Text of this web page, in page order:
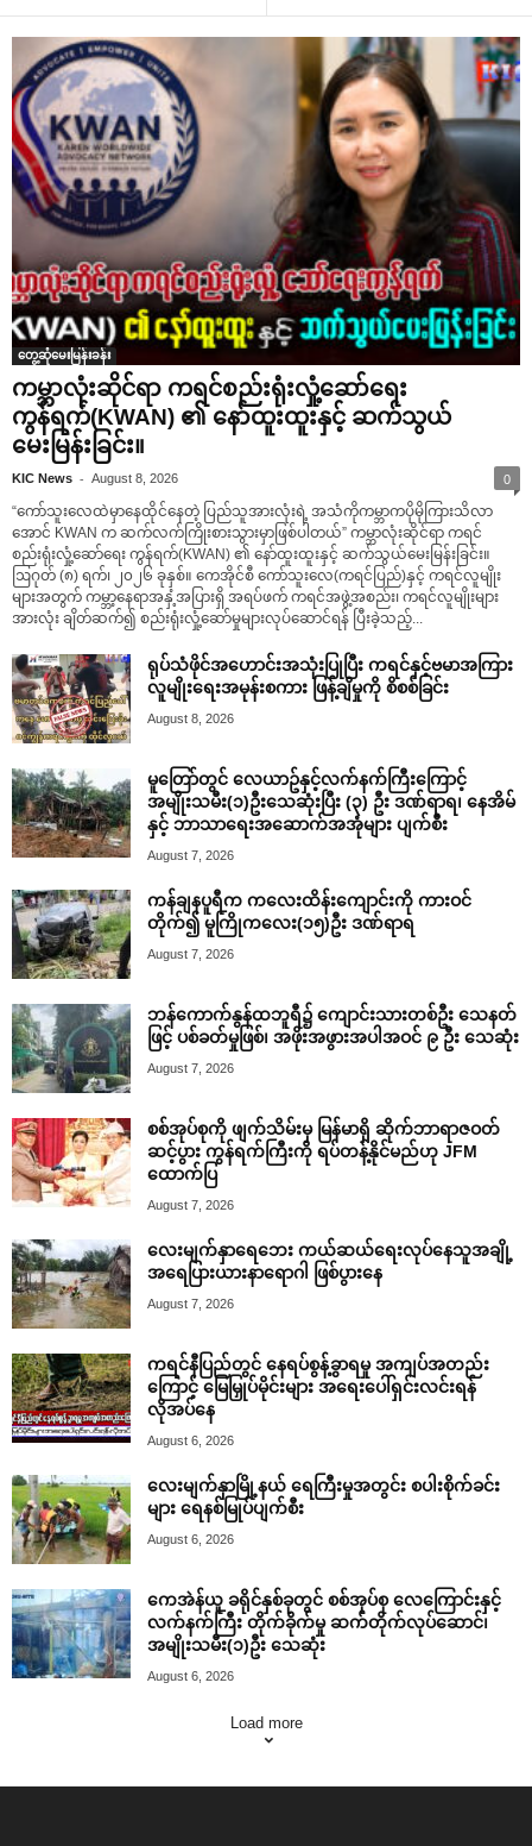
တွေ့ဆုံမေးမြန်းခန်း
ကမ္ဘာလုံးဆိုင်ရာ ကရင်စည်းရုံးလှုံ့ဆော်ရေး
ကွန်ရက်(KWAN) ၏ နော်ထူးထူးနှင့် ဆက်သွယ်
မေးမြန်းခြင်း။
KIC News - August 8, 2026 0
“ကော်သူးလေထဲမှာနေထိုင်နေတဲ့ ပြည်သူအားလုံးရဲ့ အသံကိုကမ္ဘာကပိုမိုကြားသိလာ
အောင် KWAN က ဆက်လက်ကြိုးစားသွားမှာဖြစ်ပါတယ်” ကမ္ဘာလုံးဆိုင်ရာ ကရင်
စည်းရုံးလှုံ့ဆော်ရေး ကွန်ရက်(KWAN) ၏ နော်ထူးထူးနှင့် ဆက်သွယ်မေးမြန်းခြင်း။
ဩဂုတ် (၈) ရက်၊ ၂၀၂၆ ခုနှစ်။ ကေအိုင်စီ ကော်သူးလေ(ကရင်ပြည်)နှင့် ကရင်လူမျိုး
များအတွက် ကမ္ဘာ့နေရာအနှံ့အပြားရှိ အရပ်ဖက် ကရင်အဖွဲ့အစည်း၊ ကရင်လူမျိုးများ
အားလုံး ချိတ်ဆက်၍ စည်းရုံးလှုံ့ဆော်မှုများလုပ်ဆောင်ရန် ပြီးခဲ့သည့်...
ရုပ်သံဖိုင်အဟောင်းအသုံးပြုပြီး ကရင်နှင့်ဗမာအကြား
လူမျိုးရေးအမုန်းစကား ဖြန့်ချိမှုကို စိစစ်ခြင်း
August 8, 2026
မူတြော်တွင် လေယာဥ်နှင့်လက်နက်ကြီးကြောင့်
အမျိုးသမီး(၁)ဦးသေဆုံးပြီး (၃) ဦး ဒဏ်ရာရ၊ နေအိမ်
နှင့် ဘာသာရေးအဆောက်အအုံများ ပျက်စီး
August 7, 2026
ကန်ချနပူရီက ကလေးထိန်းကျောင်းကို ကားဝင်
တိုက်၍ မူကြိုကလေး(၁၅)ဦး ဒဏ်ရာရ
August 7, 2026
ဘန်ကောက်နွန်ထဘူရီ၌ ကျောင်းသားတစ်ဦး သေနတ်
ဖြင့် ပစ်ခတ်မှုဖြစ်၊ အဖိုးအဖွားအပါအဝင် ၉ ဦး သေဆုံး
August 7, 2026
စစ်အုပ်စုကို ဖျက်သိမ်းမှ မြန်မာရှိ ဆိုက်ဘာရာဇဝတ်
ဆင့်ပွား ကွန်ရက်ကြီးကို ရပ်တန့်နိုင်မည်ဟု JFM
ထောက်ပြ
August 7, 2026
လေးမျက်နှာရေဘေး ကယ်ဆယ်ရေးလုပ်နေသူအချို့
အရေပြားယားနာရောဂါ ဖြစ်ပွားနေ
August 7, 2026
ကရင်နီပြည်တွင် နေရပ်စွန့်ခွာရမှု အကျပ်အတည်း
ကြောင့် မြေမြှုပ်မိုင်းများ အရေးပေါ်ရှင်းလင်းရန်
လိုအပ်နေ
August 6, 2026
လေးမျက်နှာမြို့နယ် ရေကြီးမှုအတွင်း စပါးစိုက်ခင်း
များ ရေနစ်မြုပ်ပျက်စီး
August 6, 2026
ကေအဲန်ယူ ခရိုင်နှစ်ခုတွင် စစ်အုပ်စု လေကြောင်းနှင့်
လက်နက်ကြီး တိုက်ခိုက်မှု ဆက်တိုက်လုပ်ဆောင်၊
အမျိုးသမီး(၁)ဦး သေဆုံး
August 6, 2026
Load more